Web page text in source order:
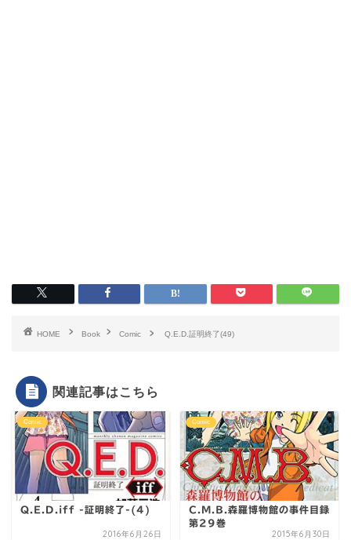
HOME Book Comic Q.E.D.証明終了(49)
関連記事はこちら
Comic
Q.E.D.iff -証明終了-(4)
2016年6月26日
Comic
C.M.B.森羅博物館の事件目録
第29巻
2015年6月30日